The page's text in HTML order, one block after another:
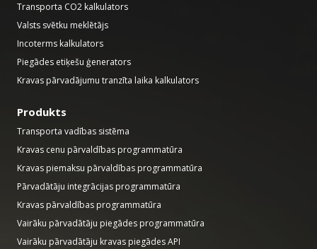
Transporta CO2 kalkulators
Valsts svētku meklētājs
Incoterms kalkulators
Piegādes etiķešu ģenerators
Kravas pārvadājumu tranzīta laika kalkulators
Produkts
Transporta vadības sistēma
Kravas cenu pārvaldības programmatūra
Kravas piemaksu pārvaldības programmatūra
Pārvadātāju integrācijas programmatūra
Kravas pārvaldības programmatūra
Vairāku pārvadātāju piegādes programmatūra
Vairāku pārvadātāju kravas piegādes API